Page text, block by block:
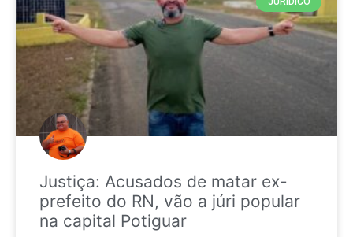
Justiça: Acusados de matar ex-
prefeito do RN, vão a júri popular
na capital Potiguar